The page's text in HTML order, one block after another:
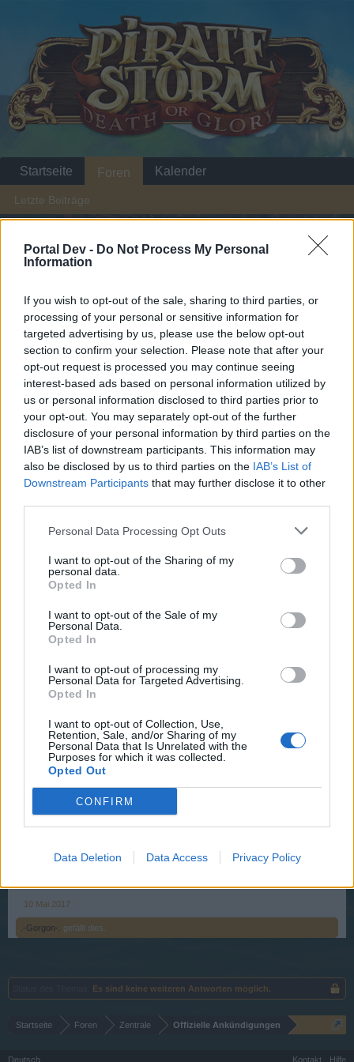
Portal Dev - Do Not Process My Personal
Information
If you wish to opt-out of the sale, sharing to third parties, or
processing of your personal or sensitive information for
targeted advertising by us, please use the below opt-out
section to confirm your selection. Please note that after your
opt-out request is processed you may continue seeing
interest-based ads based on personal information utilized by
us or personal information disclosed to third parties prior to
your opt-out. You may separately opt-out of the further
disclosure of your personal information by third parties on the
IAB’s list of downstream participants. This information may
also be disclosed by us to third parties on the IAB’s List of
Downstream Participants that may further disclose it to other
Personal Data Processing Opt Outs
I want to opt-out of the Sharing of my
personal data.
Opted In
I want to opt-out of the Sale of my
Personal Data.
Opted In
I want to opt-out of processing my
Personal Data for Targeted Advertising.
Opted In
I want to opt-out of Collection, Use,
Retention, Sale, and/or Sharing of my
Personal Data that Is Unrelated with the
Purposes for which it was collected.
Opted Out
CONFIRM
Data Deletion Data Access Privacy Policy
Ankündigung
Liebe(r) Forum-Leser/in,
wenn Du in diesem Forum aktiv an den Gesprächen
teilnehmen oder eigene Themen starten möchtest,
musst Du Dich bitte zunächst im Spiel einloggen.
Falls Du noch keinen Spielaccount besitzt, bitte
registriere Dich neu. Wir freuen uns auf Deinen
nächsten Besuch in unserem Forum! „Zum Spiel“
Status des Themas: Es sind keine weiteren Antworten möglich.
Das Monsterjagd-Event ist ein Mini Event bei dem es
Monster wie möglich zu töten. Die besten Monsterjäger
werden belohnt. Um Euch auch passend dafür auszurüsten
sind die Ahab und die Jagdklingen für Euch verfügbar. Seid
Informationen, dann lest dieFAQ!
Start: 12.05.2017 19:00:00 (local server time)
Ende: 12.05.2017 20:30:00 (local server time)
Vorbereitungszeit : 19:00 Uhr - 19:30 Uhr
Euer Pirate Storm Team
Zuletzt bearbeitet:22 Mai 2017
10 Mai 2017
.-Gorgon-. gefällt dies.
Es sind keine weiteren Antworten möglich.
Startseite Foren Zentrale Offizielle Ankündigungen
Startseite Foren
Letzte Beiträge
Kalender
Deutsch Kontakt Hilfe